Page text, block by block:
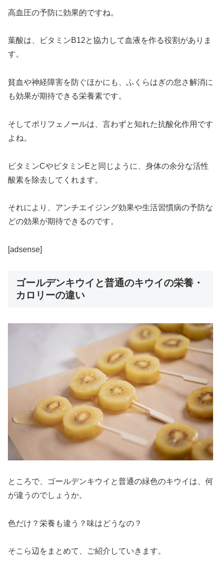
高血圧の予防に効果的ですね。
葉酸は、ビタミンB12と協力して血液を作る役割がありま
す。
貧血や神経障害を防ぐほかにも、ふくらはぎの怠さ解消に
も効果が期待できる栄養素です。
そしてポリフェノールは、言わずと知れた抗酸化作用です
よね。
ビタミンCやビタミンEと同じように、身体の余分な活性
酸素を除去してくれます。
それにより、アンチエイジング効果や生活習慣病の予防な
どの効果が期待できるのです。
[adsense]
ゴールデンキウイと普通のキウイの栄養・
カロリーの違い
ところで、ゴールデンキウイと普通の緑色のキウイは、何
が違うのでしょうか。
色だけ？栄養も違う？味はどうなの？
そこら辺をまとめて、ご紹介していきます。